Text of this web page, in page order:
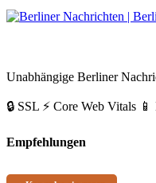
Unabhängige Berliner
🔒 SSL ⚡ Core Web Vitals
Empfehlungen